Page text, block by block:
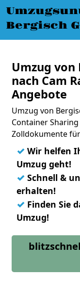
Bergisch
Umzug von
nach Cam
Angebote
Umzug von
Container
Zolldokumente
✓ Wir helfen
Umzug geht!
✓ Schnell &
erhalten!
✓ Finden Sie
Umzug!